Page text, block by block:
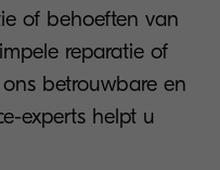
of behoeften van
reparatie of
betrouwbare en
experts helpt u